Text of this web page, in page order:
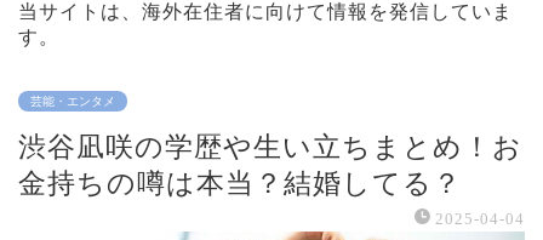
当サイトは、海外在住者に向けて情報を発信していま
す。
芸能・エンタメ
渋谷凪咲の学歴や生い立ちまとめ！お
金持ちの噂は本当？結婚してる？
2025-04-04